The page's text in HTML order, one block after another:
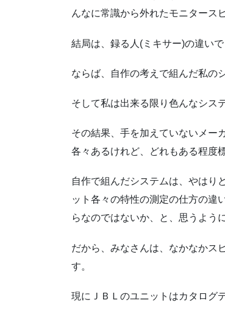
んなに常識から外れたモニタース
結局は、録る人(ミキサー)の違い
ならば、自作の考えで組んだ私の
そして私は出来る限り色んなシス
その結果、手を加えていないメー
各々あるけれど、どれもある程度
自作で組んだシステムは、やはり
ット各々の特性の測定の仕方の違
らなのではないか、と、思うよう
だから、みなさんは、なかなかス
す。
現にＪＢＬのユニットはカタログ